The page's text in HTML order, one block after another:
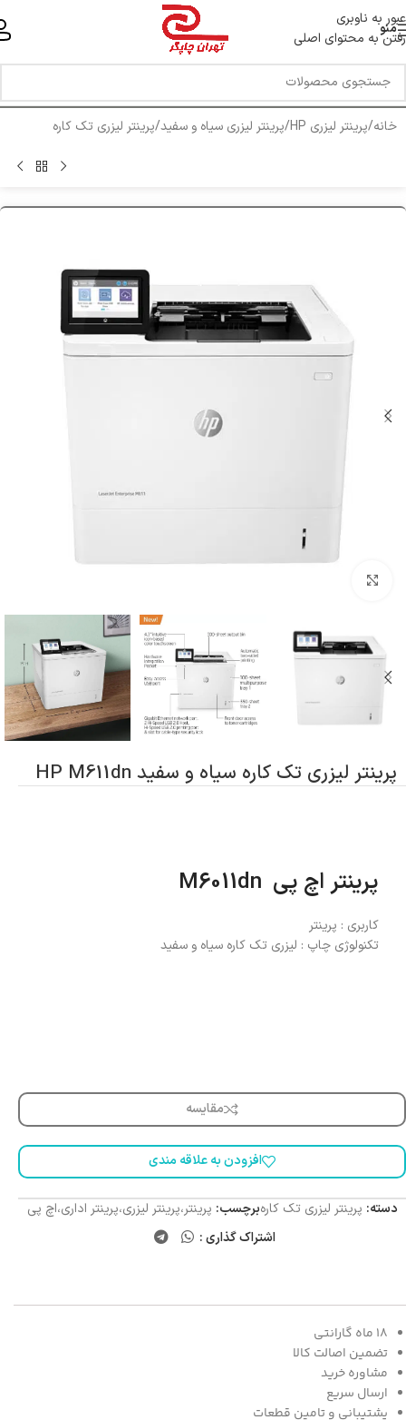
عبور به ناوبری
رفتن به محتوای اصلی
منو
خانه/پرینتر لیزری HP /پرینتر لیزری سیاه و سفید/پرینتر لیزری تک کاره
پرینتر لیزری تک کاره سیاه و سفید HP M611dn
پرینتر اچ پی M6011dn
کاربری : پرینتر
تکنولوژی چاپ : لیزری تک کاره سیاه و سفید
مقایسه
افزودن به علاقه مندی
دسته: پرینتر لیزری تک کارهبرچسب: پرینتر،پرینتر لیزری،پرینتر اداری،اچ پی
اشتراک گذاری :
18 ماه گارانتی
تضمین اصالت کالا
مشاوره خرید
ارسال سریع
پشتیبانی و تامین قطعات